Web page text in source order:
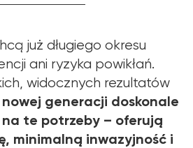
już długiego okresu
ani ryzyka powikłań.
widocznych rezultatów
nowej generacji doskonale
te potrzeby – oferują
minimalną inwazyjność i